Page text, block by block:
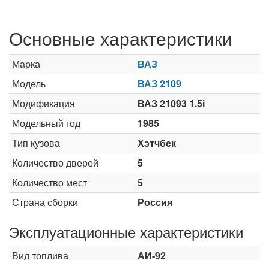
Основные характеристики
Марка
ВАЗ
Модель
ВАЗ 2109
Модификация
ВАЗ 21093 1.5i
Модельный год
1985
Тип кузова
Хэтчбек
Количество дверей
5
Количество мест
5
Страна сборки
Россия
Эксплуатационные характеристики
Вид топлива
АИ-92